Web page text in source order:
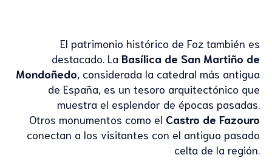
El patrimonio histórico de Foz también es
destacado. La Basílica de San Martiño de
Mondoñedo, considerada la catedral más antigua
de España, es un tesoro arquitectónico que
muestra el esplendor de épocas pasadas.
Otros monumentos como el Castro de Fazouro
conectan a los visitantes con el antiguo pasado
celta de la región.